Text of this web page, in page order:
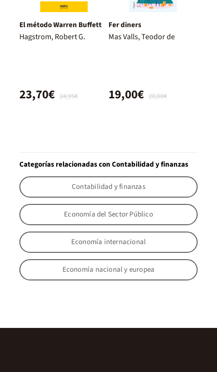
El método Warren Buffett
Hagstrom, Robert G.
24,95€
23,70€
Fer diners
Mas Valls, Teodor de
20,00€
19,00€
Categorías relacionadas con Contabilidad y finanzas
Contabilidad y finanzas
Economía del Sector Público
Economía internacional
Economía nacional y europea